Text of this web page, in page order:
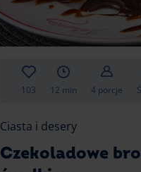
Pierwszym
takie,
smak i
Ponadto,
nie
Kolejnym
Ponadto,
103 12 min 4 porcje
Ciasta i desery
Czekoladowe